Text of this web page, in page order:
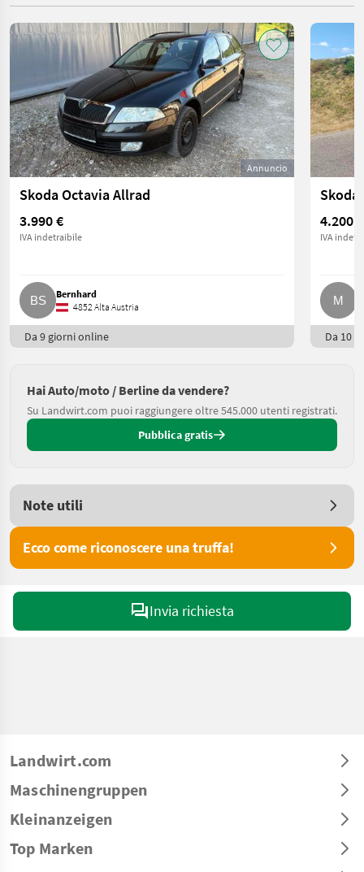
Annuncio
Skoda Octavia Allrad
3.990 €
IVA indetraibile
Bernhard
4852 Alta Austria
Da 9 giorni online
Skoda
4.200 €
IVA
Da 10
Hai Auto/moto / Berline da vendere?
Su Landwirt.com puoi raggiungere oltre 545.000 utenti registrati.
Pubblica gratis
Note utili
Ecco come riconoscere una truffa!
Invia richiesta
Landwirt.com
Maschinengruppen
Kleinanzeigen
Top Marken